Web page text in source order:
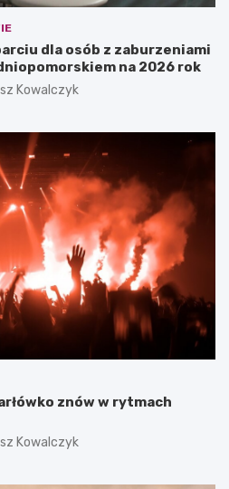
dla osób z zaburzeniami
na 2026 rok
Kowalczyk
znów w rytmach
Kowalczyk